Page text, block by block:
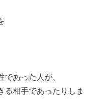
あった人が、
る相手であったりしま